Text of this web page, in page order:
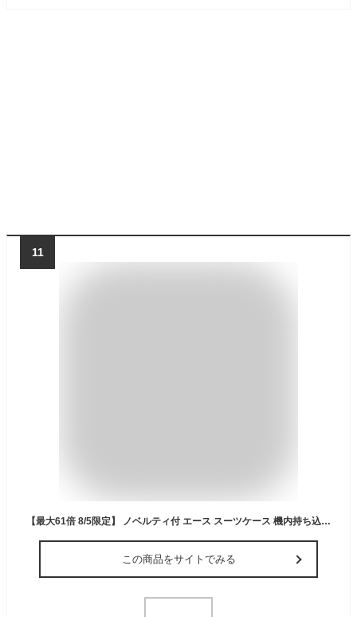
11
【最大61倍 8/5限定】 ノベルティ付 エース スーツケース 機内持ち込み ACE キャリーケース 軽量 小型 コインロッカー SS SSサイズ 1泊 ビジネス 出張 旅行 TSロック 四輪 双輪 メンズ レディース ファスナータイプ 20L クレスタ 06314 acego
この商品をサイトでみる